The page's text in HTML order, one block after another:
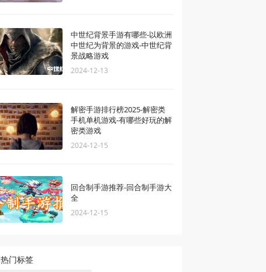
中世纪背景手游有哪些-以欧洲
中世纪为背景的游戏-中世纪背
景战略游戏
2024-12-13
解密手游排行榜2025-解密类
手机单机游戏-有哪些好玩的解
密类游戏
2024-12-15
回合制手游推荐-回合制手游大
全
2024-12-15
热门标签